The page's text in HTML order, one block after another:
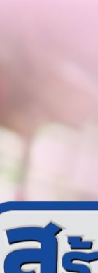
งของเรา” เพราะ
ดิต ตั้งแต่กู้ซื้อบ้าน
อุปสรรคที่ทำให้
ต สร้างโอกาส” มา
บบ ไม่มีสลิปเงิน
มถึงพ่อค้าแม่ค้า ผู้มี
กระบบนานแล้ว แม้
หลักไม่ใช่การให้เงิน
ริ่มต้นสร้างเครดิต
ม้จะเป็นวงเงินไม่สูง
ถผ่อนชำระตรงตาม
นเชื่ออื่นในระบบ
มีผู้ค้ำประกัน และให้